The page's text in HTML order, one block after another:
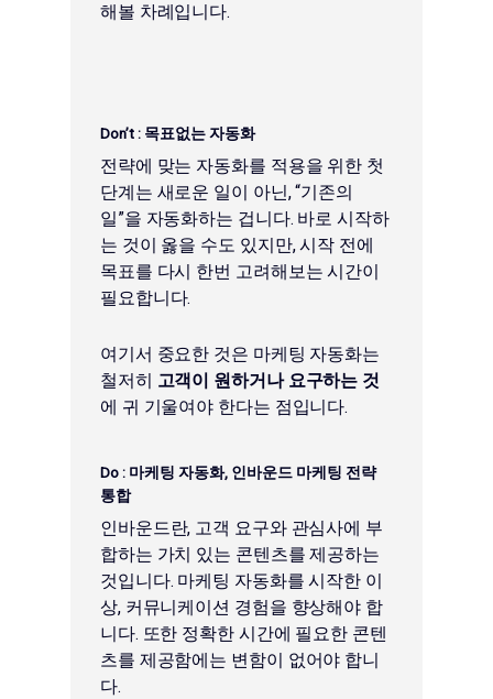
해볼 차례입니다.
Don’t : 목표없는 자동화
전략에 맞는 자동화를 적용을 위한 첫
단계는 새로운 일이 아닌, “기존의
일”을 자동화하는 겁니다. 바로 시작하
는 것이 옳을 수도 있지만, 시작 전에
목표를 다시 한번 고려해보는 시간이
필요합니다.
여기서 중요한 것은 마케팅 자동화는
철저히 고객이 원하거나 요구하는 것
에 귀 기울여야 한다는 점입니다.
Do : 마케팅 자동화, 인바운드 마케팅 전략
통합
인바운드란, 고객 요구와 관심사에 부
합하는 가치 있는 콘텐츠를 제공하는
것입니다. 마케팅 자동화를 시작한 이
상, 커뮤니케이션 경험을 향상해야 합
니다. 또한 정확한 시간에 필요한 콘텐
츠를 제공함에는 변함이 없어야 합니
다.